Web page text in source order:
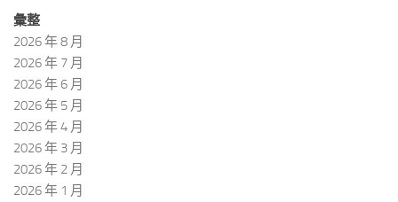
彙整
2026 年 8 月
2026 年 7 月
2026 年 6 月
2026 年 5 月
2026 年 4 月
2026 年 3 月
2026 年 2 月
2026 年 1 月